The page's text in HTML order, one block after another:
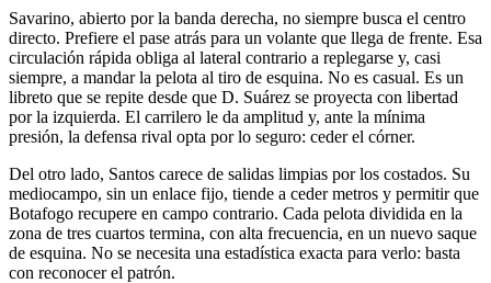
Savarino, abierto por la banda derecha, no siempre busca el centro
directo. Prefiere el pase atrás para un volante que llega de frente. Esa
circulación rápida obliga al lateral contrario a replegarse y, casi
siempre, a mandar la pelota al tiro de esquina. No es casual. Es un
libreto que se repite desde que D. Suárez se proyecta con libertad
por la izquierda. El carrilero le da amplitud y, ante la mínima
presión, la defensa rival opta por lo seguro: ceder el córner.
Del otro lado, Santos carece de salidas limpias por los costados. Su
mediocampo, sin un enlace fijo, tiende a ceder metros y permitir que
Botafogo recupere en campo contrario. Cada pelota dividida en la
zona de tres cuartos termina, con alta frecuencia, en un nuevo saque
de esquina. No se necesita una estadística exacta para verlo: basta
con reconocer el patrón.